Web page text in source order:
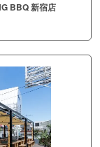
BBQ 新宿店